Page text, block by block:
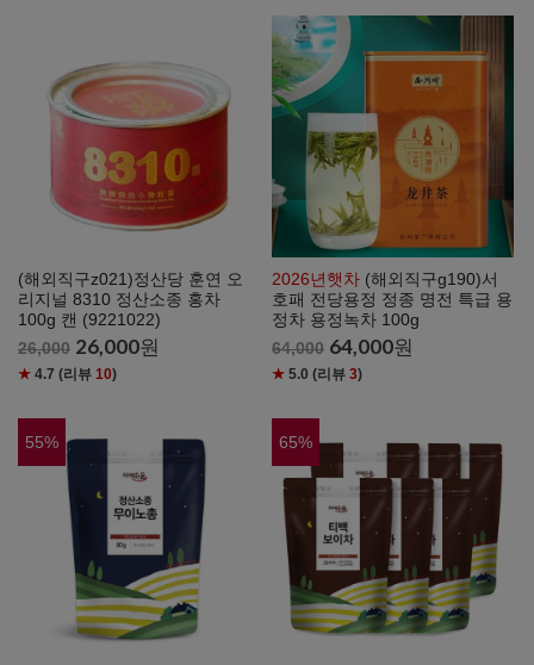
(해외직구z021)정산당 훈연 오
리지널 8310 정산소종 홍차
100g 캔 (9221022)
26,000 26,000원
★ 4.7 (리뷰 10)
2026년햇차 (해외직구g190)서
호패 전당용정 정종 명전 특급 용
정차 용정녹차 100g
64,000 64,000원
★ 5.0 (리뷰3)
55% 65%